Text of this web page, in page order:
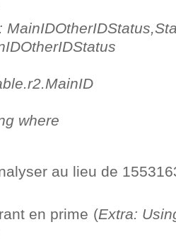
where
au lieu de
en prime (Extra: